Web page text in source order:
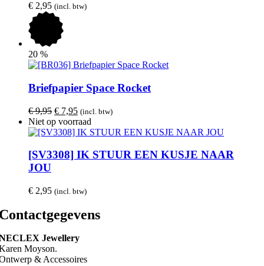
€ 2,95 (incl. btw)
20 %
Briefpapier Space Rocket
€9,95 Oorspronkelijke
prijs
was:
€ 7,95Huidige
prijs
is:
(incl. btw)
Niet op voorraad
[SV3308] IK STUUR EEN KUSJE NAAR
JOU
€ 2,95 (incl. btw)
Jewellery
Moyson.
& Accessoires